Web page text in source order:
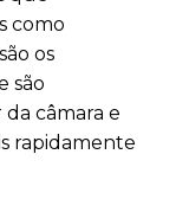
como
os
são
câmara e
rapidamente